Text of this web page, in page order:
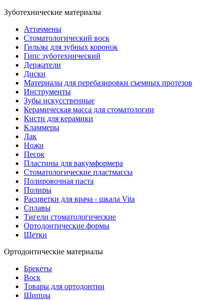
Зуботехнические материалы
Аттачмены
Стоматологический воск
Гильзы для зубных коронок
Гипс зуботехнический
Держатели
Диски
Материалы для перебазировки съемных протезов
Инструменты
Зубы искусственные
Керамическая масса для стоматологии
Кисти для керамики
Кламмеры
Лак
Ножи
Песок
Пластины для вакумформера
Стоматологические пластмассы
Полировочная паста
Полиры
Расцветки для врача - шкала Vita
Сплавы
Тигели стоматологические
Ортодонтические формы
Щетки
Ортодонтические материалы
Брекеты
Воск
Товары для ортодонтии
Щипцы